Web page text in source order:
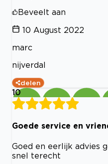
Beveelt aan
10 August 2022
marc
nijverdal
delen
10
Goede service en
Goed en eerlijk advies
snel terecht